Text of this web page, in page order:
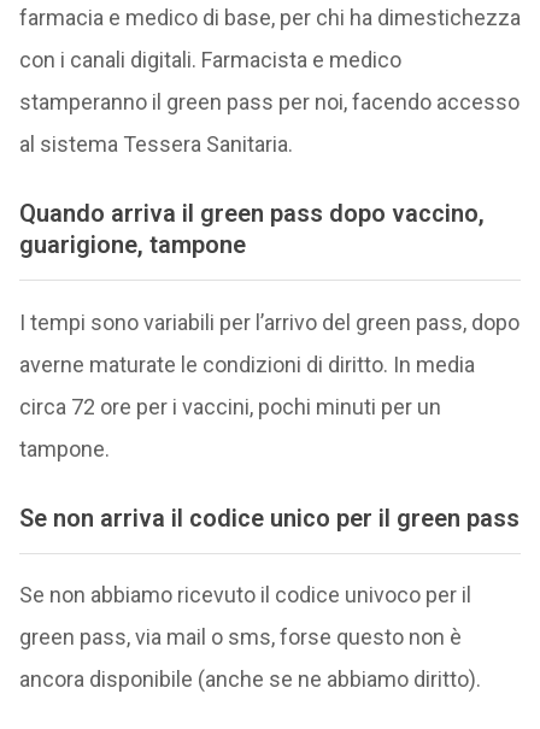
farmacia e medico di base, per chi ha dimestichezza
con i canali digitali. Farmacista e medico
stamperanno il green pass per noi, facendo accesso
al sistema Tessera Sanitaria.
Quando arriva il green pass dopo vaccino,
guarigione, tampone
I tempi sono variabili per l’arrivo del green pass, dopo
averne maturate le condizioni di diritto. In media
circa 72 ore per i vaccini, pochi minuti per un
tampone.
Se non arriva il codice unico per il green pass
Se non abbiamo ricevuto il codice univoco per il
green pass, via mail o sms, forse questo non è
ancora disponibile (anche se ne abbiamo diritto).